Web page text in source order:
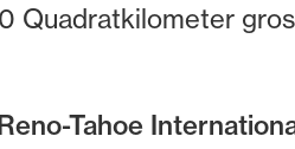
Quadratkilometer
Tahoe